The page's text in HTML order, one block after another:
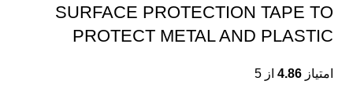
SURFACE PROTECTION TAPE TO
PROTECT METAL AND PLASTIC
امتیاز 4.86 از 5